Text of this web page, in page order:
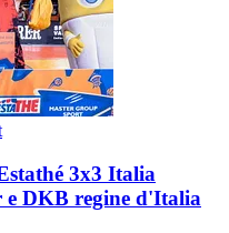
3x3 Italia
e DKB regine d'Italia